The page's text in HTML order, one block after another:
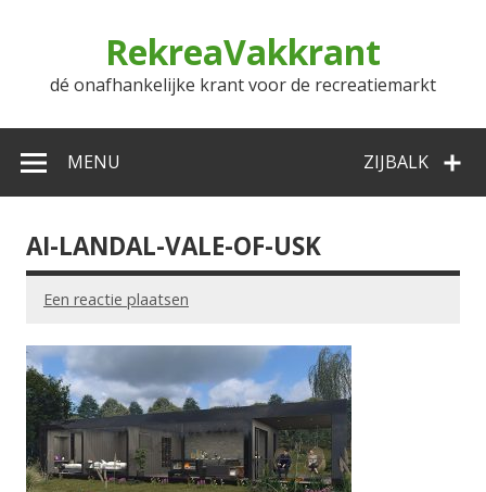
RekreaVakkrant
dé onafhankelijke krant voor de recreatiemarkt
ZIJBALK
MENU
AI-LANDAL-VALE-OF-USK
Een reactie plaatsen